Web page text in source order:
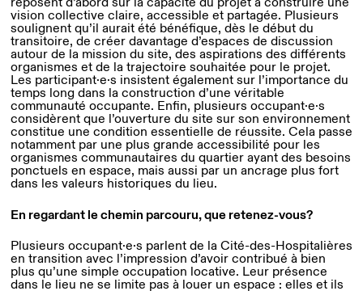
vision collective claire, accessible et partagée. Plusieurs
soulignent qu’il aurait été bénéfique, dès le début du
transitoire, de créer davantage d’espaces de discussion
autour de la mission du site, des aspirations des différents
organismes et de la trajectoire souhaitée pour le projet.
Les participant·e·s insistent également sur l’importance du
temps long dans la construction d’une véritable
communauté occupante. Enfin, plusieurs occupant·e·s
considèrent que l’ouverture du site sur son environnement
constitue une condition essentielle de réussite. Cela passe
notamment par une plus grande accessibilité pour les
organismes communautaires du quartier ayant des besoins
ponctuels en espace, mais aussi par un ancrage plus fort
dans les valeurs historiques du lieu.
En regardant le chemin parcouru, que retenez-vous?
Plusieurs occupant·e·s parlent de la Cité-des-Hospitalières
en transition avec l’impression d’avoir contribué à bien
plus qu’une simple occupation locative. Leur présence
dans le lieu ne se limite pas à louer un espace : elles et ils